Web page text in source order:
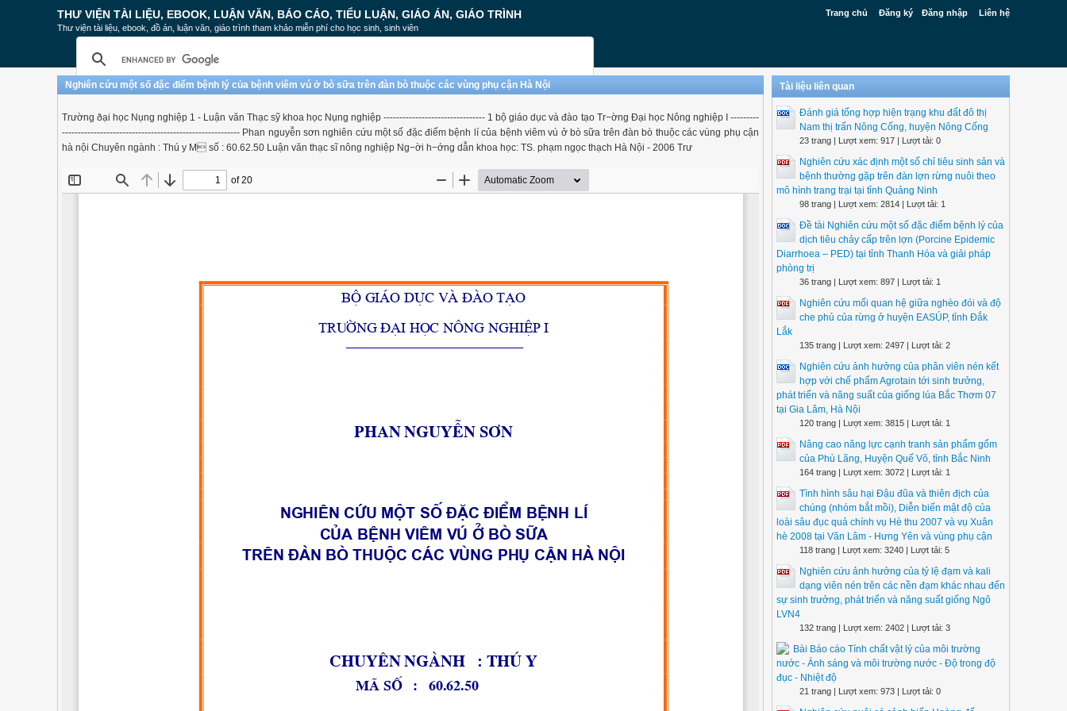
Trang chủ Đăng ký Đăng nhập Liên hệ
THƯ VIỆN TÀI LIỆU, EBOOK, LUẬN VĂN, BÁO CÁO, TIỂU LUẬN, GIÁO ÁN, GIÁO TRÌNH
Thư viện tài liệu, ebook, đồ án, luận văn, giáo trình tham khảo miễn phí cho học sinh, sinh viên
Nghiên cứu một số đặc điểm bệnh lý của bệnh viêm vú ở bò sữa trên đàn bò thuộc các vùng phụ cận Hà Nội
Trường ðại học Nụng nghiệp 1 - Luận văn Thạc sỹ khoa học Nụng nghiệp -------------------------------- 1 bộ giáo dục và đào tạo Tr−ờng Đại học Nông nghiệp I ---------
-------------------------------------------------------- Phan nguyễn sơn nghiên cứu một số đặc điểm bệnh lí của bệnh viêm vú ở bò sữa trên đàn bò thuộc các vùng phụ cận
hà nội Chuyên ngành : Thú y M số : 60.62.50 Luận văn thạc sĩ nông nghiệp Ng−ời h−ớng dẫn khoa học: TS. phạm ngọc thạch Hà Nội - 2006 Trư
Tài liệu liên quan
Đánh giá tổng hợp hiện trạng khu đất đô thị
Nam thị trấn Nông Cống, huyện Nông Cống
23 trang | Lượt xem: 917 | Lượt tải: 0
Nghiên cứu xác định một số chỉ tiêu sinh sản và
bệnh thường gặp trên đàn lợn rừng nuôi theo
mô hình trang trại tại tỉnh Quảng Ninh
98 trang | Lượt xem: 2814 | Lượt tải: 1
Đề tài Nghiên cứu một số đặc điểm bệnh lý của
dịch tiêu chảy cấp trên lợn (Porcine Epidemic
Diarrhoea – PED) tại tỉnh Thanh Hóa và giải pháp
phòng trị
36 trang | Lượt xem: 897 | Lượt tải: 1
Nghiên cứu mối quan hệ giữa nghèo đói và độ
che phủ của rừng ở huyện EASÚP, tỉnh Đắk
Lắk
135 trang | Lượt xem: 2497 | Lượt tải: 2
Nghiên cứu ảnh hưởng của phân viên nén kết
hợp với chế phẩm Agrotain tới sinh trưởng,
phát triển và năng suất của giống lúa Bắc Thơm 07
tại Gia Lâm, Hà Nội
120 trang | Lượt xem: 3815 | Lượt tải: 1
Nâng cao năng lực cạnh tranh sản phẩm gốm
của Phù Lãng, Huyện Quế Võ, tỉnh Bắc Ninh
164 trang | Lượt xem: 3072 | Lượt tải: 1
Tình hình sâu hại Đậu đũa và thiên địch của
chúng (nhóm bắt mồi), Diễn biến mật độ của
loài sâu đục quả chính vụ Hè thu 2007 và vụ Xuân
hè 2008 tại Văn Lâm - Hưng Yên và vùng phụ cận
118 trang | Lượt xem: 3240 | Lượt tải: 5
Nghiên cứu ảnh hưởng của tỷ lệ đạm và kali
dạng viên nén trên các nền đạm khác nhau đến
sự sinh trưởng, phát triển và năng suất giống Ngô
LVN4
132 trang | Lượt xem: 2402 | Lượt tải: 3
Bài Báo cáo Tính chất vật lý của môi trường
nước - Ánh sáng và môi trường nước - Độ trong độ
đục - Nhiệt độ
21 trang | Lượt xem: 973 | Lượt tải: 0